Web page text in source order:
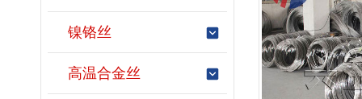
镍铬丝
高温合金丝